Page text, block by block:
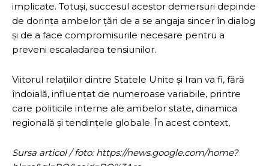
implicate. Totuși, succesul acestor demersuri depinde
de dorința ambelor țări de a se angaja sincer în dialog
și de a face compromisurile necesare pentru a
preveni escaladarea tensiunilor.
Viitorul relațiilor dintre Statele Unite și Iran va fi, fără
îndoială, influențat de numeroase variabile, printre
care politicile interne ale ambelor state, dinamica
regională și tendințele globale. În acest context,
Sursa articol / foto: https://news.google.com/home?